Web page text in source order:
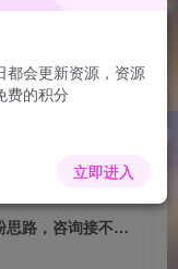
债粉思路，
101
2025引流天花板：最新小红书狂暴负债粉思路，咨询接不断，当日入多张
都会更新资源，资源
费的积分
立即进入